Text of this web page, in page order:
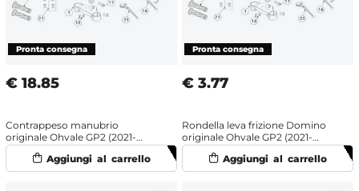
€ 18.85
Contrappeso manubrio
originale Ohvale GP2 (2021-
2025)
€ 3.77
Rondella leva frizione Domino
originale Ohvale GP2 (2021-
2025)